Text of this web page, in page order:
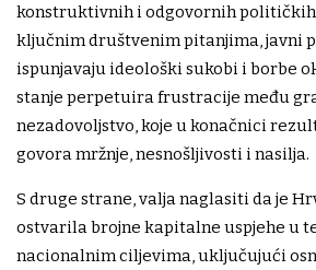
konstruktivnih i odgovornih političkih
ključnim društvenim pitanjima, javni
ispunjavaju ideološki sukobi i borbe
stanje perpetuira frustracije među
nezadovoljstvo, koje u konačnici
govora mržnje, nesnošljivosti i nasilja.
S druge strane, valja naglasiti da je
ostvarila brojne kapitalne uspjehe u
nacionalnim ciljevima, uključujući